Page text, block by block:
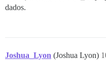
dados.
Joshua_Lyon (Joshua Lyon)